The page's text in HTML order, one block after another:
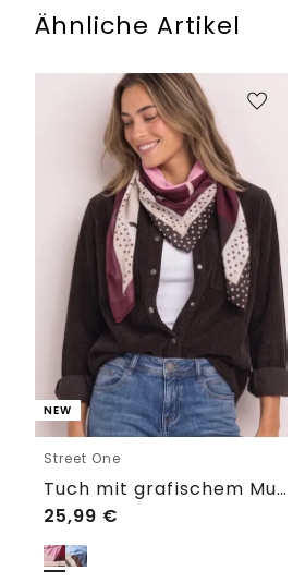
Ähnliche Artikel
NEW
Street One
Tuch mit grafischem Muster
25,99 €